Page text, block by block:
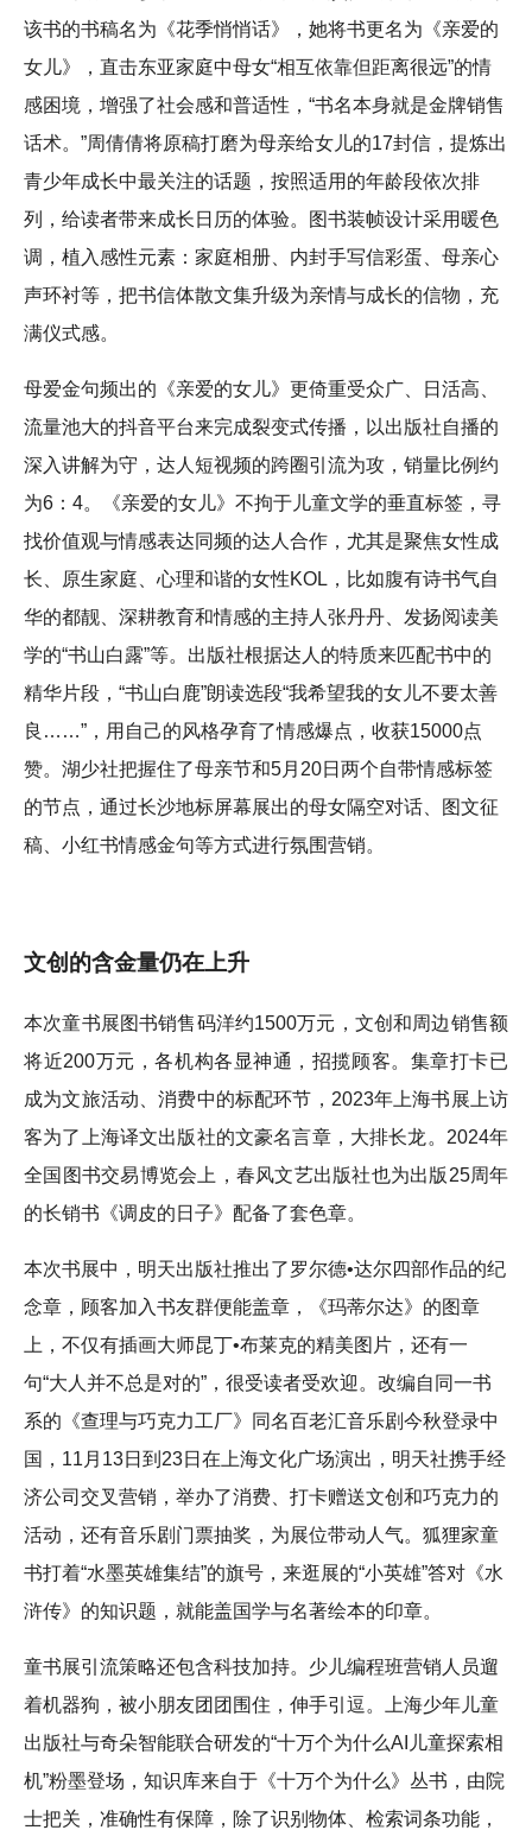
该书的书稿名为《花季悄悄话》，她将书更名为《亲爱的
女儿》，直击东亚家庭中母女“相互依靠但距离很远”的情
感困境，增强了社会感和普适性，“书名本身就是金牌销售
话术。”周倩倩将原稿打磨为母亲给女儿的17封信，提炼出
青少年成长中最关注的话题，按照适用的年龄段依次排
列，给读者带来成长日历的体验。图书装帧设计采用暖色
调，植入感性元素：家庭相册、内封手写信彩蛋、母亲心
声环衬等，把书信体散文集升级为亲情与成长的信物，充
满仪式感。
母爱金句频出的《亲爱的女儿》更倚重受众广、日活高、
流量池大的抖音平台来完成裂变式传播，以出版社自播的
深入讲解为守，达人短视频的跨圈引流为攻，销量比例约
为6：4。《亲爱的女儿》不拘于儿童文学的垂直标签，寻
找价值观与情感表达同频的达人合作，尤其是聚焦女性成
长、原生家庭、心理和谐的女性KOL，比如腹有诗书气自
华的都靓、深耕教育和情感的主持人张丹丹、发扬阅读美
学的“书山白露”等。出版社根据达人的特质来匹配书中的
精华片段，“书山白鹿”朗读选段“我希望我的女儿不要太善
良……”，用自己的风格孕育了情感爆点，收获15000点
赞。湖少社把握住了母亲节和5月20日两个自带情感标签
的节点，通过长沙地标屏幕展出的母女隔空对话、图文征
稿、小红书情感金句等方式进行氛围营销。
文创的含金量仍在上升
本次童书展图书销售码洋约1500万元，文创和周边销售额
将近200万元，各机构各显神通，招揽顾客。集章打卡已
成为文旅活动、消费中的标配环节，2023年上海书展上访
客为了上海译文出版社的文豪名言章，大排长龙。2024年
全国图书交易博览会上，春风文艺出版社也为出版25周年
的长销书《调皮的日子》配备了套色章。
本次书展中，明天出版社推出了罗尔德•达尔四部作品的纪
念章，顾客加入书友群便能盖章，《玛蒂尔达》的图章
上，不仅有插画大师昆丁•布莱克的精美图片，还有一
句“大人并不总是对的”，很受读者受欢迎。改编自同一书
系的《查理与巧克力工厂》同名百老汇音乐剧今秋登录中
国，11月13日到23日在上海文化广场演出，明天社携手经
济公司交叉营销，举办了消费、打卡赠送文创和巧克力的
活动，还有音乐剧门票抽奖，为展位带动人气。狐狸家童
书打着“水墨英雄集结”的旗号，来逛展的“小英雄”答对《水
浒传》的知识题，就能盖国学与名著绘本的印章。
童书展引流策略还包含科技加持。少儿编程班营销人员遛
着机器狗，被小朋友团团围住，伸手引逗。上海少年儿童
出版社与奇朵智能联合研发的“十万个为什么AI儿童探索相
机”粉墨登场，知识库来自于《十万个为什么》丛书，由院
士把关，准确性有保障，除了识别物体、检索词条功能，